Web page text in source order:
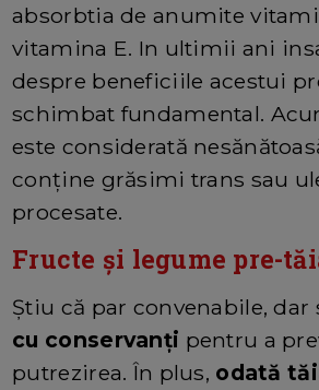
absorbtia de anumite
vitamina E. In ultimii ani
despre beneficiile acestui
schimbat fundamental.
este considerată
conţine grăsimi trans sau
procesate.
Fructe și legume pre-
Știu că par convenabile, dar
cu conservanți pentru a
putrezirea. În plus, odată